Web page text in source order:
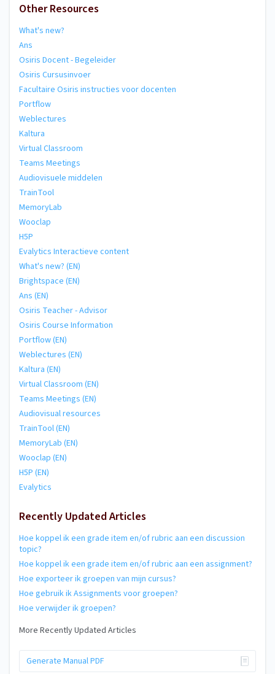
Other Resources
What's new?
Ans
Osiris Docent - Begeleider
Osiris Cursusinvoer
Facultaire Osiris instructies voor docenten
Portflow
Weblectures
Kaltura
Virtual Classroom
Teams Meetings
Audiovisuele middelen
TrainTool
MemoryLab
Wooclap
H5P
Evalytics Interactieve content
What's new? (EN)
Brightspace (EN)
Ans (EN)
Osiris Teacher - Advisor
Osiris Course Information
Portflow (EN)
Weblectures (EN)
Kaltura (EN)
Virtual Classroom (EN)
Teams Meetings (EN)
Audiovisual resources
TrainTool (EN)
MemoryLab (EN)
Wooclap (EN)
H5P (EN)
Evalytics
Recently Updated Articles
Hoe koppel ik een grade item en/of rubric aan een discussion
topic?
Hoe koppel ik een grade item en/of rubric aan een assignment?
Hoe exporteer ik groepen van mijn cursus?
Hoe gebruik ik Assignments voor groepen?
Hoe verwijder ik groepen?
More Recently Updated Articles
Generate Manual PDF